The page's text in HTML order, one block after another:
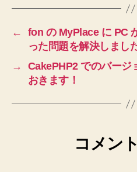
←
fon の MyPlace に PC
った問題を解決しまし
→
CakePHP2 でのバージ
おきます！
コメン